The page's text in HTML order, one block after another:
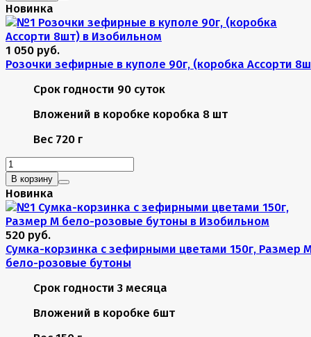
Новинка
1 050 руб.
Розочки зефирные в куполе 90г, (коробка Ассорти
Срок годности 90 суток
Вложений в коробке коробка 8 шт
Вес 720 г
В корзину
Новинка
520 руб.
Сумка-корзинка с зефирными цветами 150г, Размер
бело-розовые бутоны
Срок годности 3 месяца
Вложений в коробке 6шт